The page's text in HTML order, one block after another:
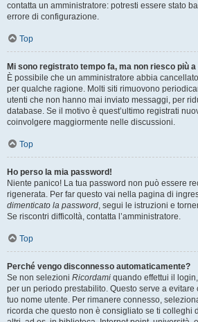
contatta un amministratore: potresti essere stato
errore di configurazione.
Top
Mi sono registrato tempo fa, ma non riesco più
È possibile che un amministratore abbia
per qualche ragione. Molti siti rimuovono
utenti che non hanno mai inviato messaggi, per
database. Se il motivo è quest’ultimo registrati
coinvolgere maggiormente nelle discussioni.
Top
Ho perso la mia password!
Niente panico! La tua password non può essere
rigenerata. Per far questo vai nella pagina di
dimenticato la password, segui le istruzioni e
Se riscontri difficoltà, contatta l’amministratore.
Top
Perché vengo disconnesso automaticamente?
Se non selezioni Ricordami quando effettui il
per un periodo prestabilito. Questo serve a evitare
tuo nome utente. Per rimanere connesso,
ricorda che questo non è consigliato se ti colleghi